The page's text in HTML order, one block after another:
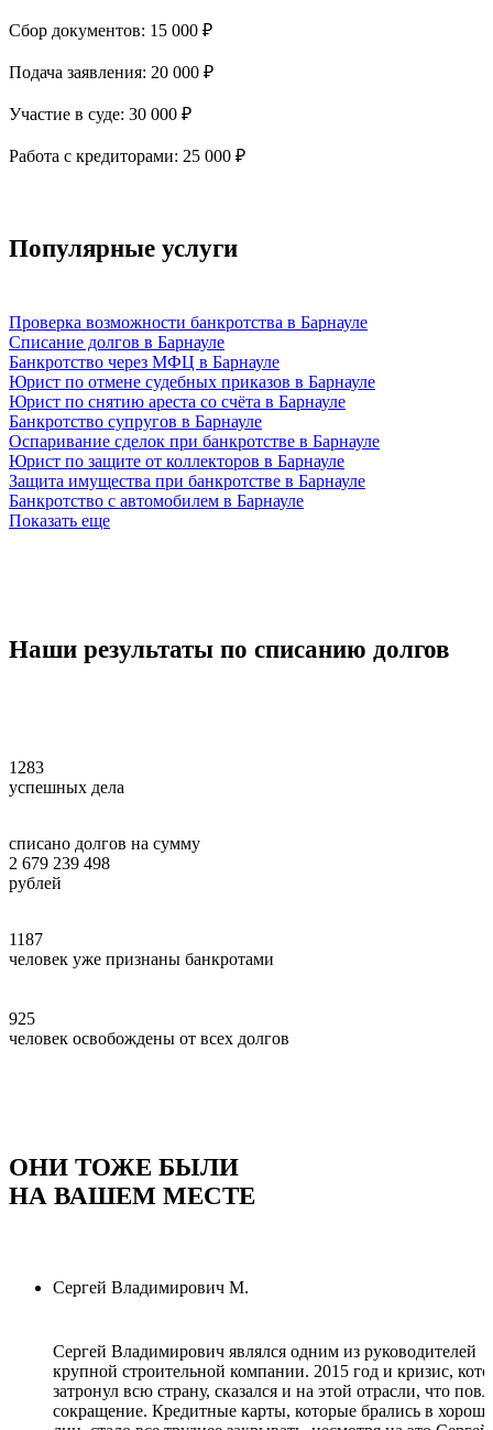
Сбор документов: 15 000 ₽
Подача заявления: 20 000 ₽
Участие в суде: 30 000 ₽
Работа с кредиторами: 25 000 ₽
Популярные услуги
Проверка возможности банкротства в Барнауле
Списание долгов в Барнауле
Банкротство через МФЦ в Барнауле
Юрист по отмене судебных приказов в Барнауле
Юрист по снятию ареста со счёта в Барнауле
Банкротство супругов в Барнауле
Оспаривание сделок при банкротстве в Барнауле
Юрист по защите от коллекторов в Барнауле
Защита имущества при банкротстве в Барнауле
Банкротство с автомобилем в Барнауле
Показать еще
Наши результаты по списанию долгов
1283
успешных дела
списано долгов на сумму
2 679 239 498
рублей
1187
человек уже признаны банкротами
925
человек освобождены от всех долгов
ОНИ ТОЖЕ БЫЛИ
НА ВАШЕМ МЕСТЕ
Сергей Владимирович М.
Сергей Владимирович являлся одним из руководителей
крупной строительной компании. 2015 год и кризис,
затронул всю страну, сказался и на этой отрасли, что
сокращение. Кредитные карты, которые брались в